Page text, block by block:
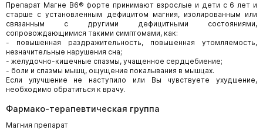
Препарат Магне В6® форте принимают взрослые и дети с 6 лет и
старше с установленным дефицитом магния, изолированным или
связанным с другими дефицитными состояниями,
сопровождающимися такими симптомами, как:
- повышенная раздражительность, повышенная утомляемость,
незначительные нарушения сна;
- желудочно-кишечные спазмы, учащенное сердцебиение;
- боли и спазмы мышц, ощущение покалывания в мышцах.
Если улучшение не наступило или Вы чувствуете ухудшение,
необходимо обратиться к врачу.
Фармако-терапевтическая группа
Магния препарат